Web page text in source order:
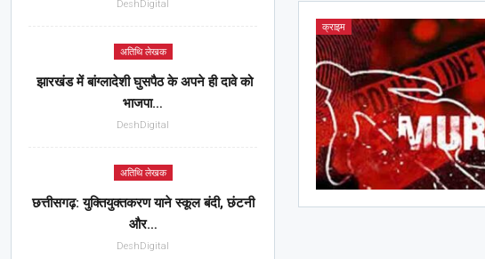
क्राइम
DeshDigital
अतिथि लेखक
झारखंड में बांग्लादेशी घुसपैठ के अपने ही दावे को
भाजपा…
DeshDigital
अतिथि लेखक
छत्तीसगढ़: युक्तियुक्तकरण याने स्कूल बंदी, छंटनी
और…
DeshDigital